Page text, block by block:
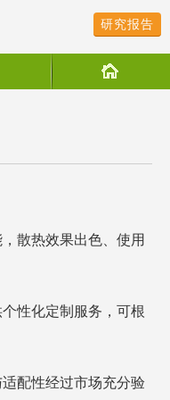
研究报告
散热效果出色、使用
性化定制服务，可根
配性经过市场充分验